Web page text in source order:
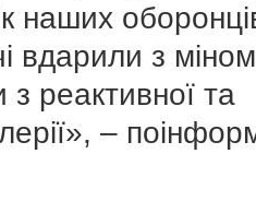
наших
вдарили з
реактивної та
–